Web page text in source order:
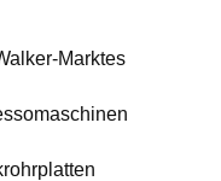
Marktes